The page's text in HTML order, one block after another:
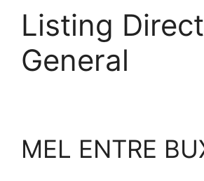
Listing
General
MEL ENTRE